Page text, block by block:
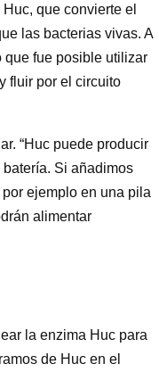
que convierte el
las bacterias vivas. A
que fue posible utilizar
fluir por el circuito
“Huc puede producir
Si añadimos
ejemplo en una pila
alimentar
la enzima Huc para
de Huc en el